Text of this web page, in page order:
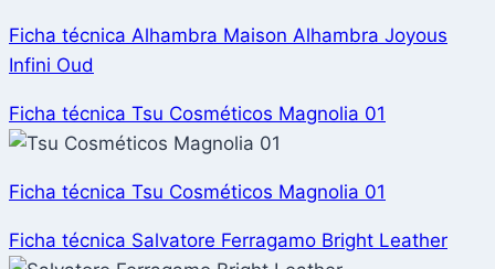
Ficha técnica Alhambra Maison Alhambra Joyous
Infini Oud
Ficha técnica Tsu Cosméticos Magnolia 01
Ficha técnica Tsu Cosméticos Magnolia 01
Ficha técnica Salvatore Ferragamo Bright Leather